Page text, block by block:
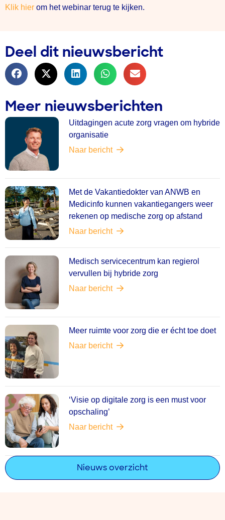
Klik hier om het webinar terug te kijken.
Deel dit nieuwsbericht
Meer nieuwsberichten
Uitdagingen acute zorg vragen om hybride
organisatie
Naar bericht
Met de Vakantiedokter van ANWB en
Medicinfo kunnen vakantiegangers weer
rekenen op medische zorg op afstand
Naar bericht
Medisch servicecentrum kan regierol
vervullen bij hybride zorg
Naar bericht
Meer ruimte voor zorg die er écht toe doet
Naar bericht
‘Visie op digitale zorg is een must voor
opschaling’
Naar bericht
Nieuws overzicht